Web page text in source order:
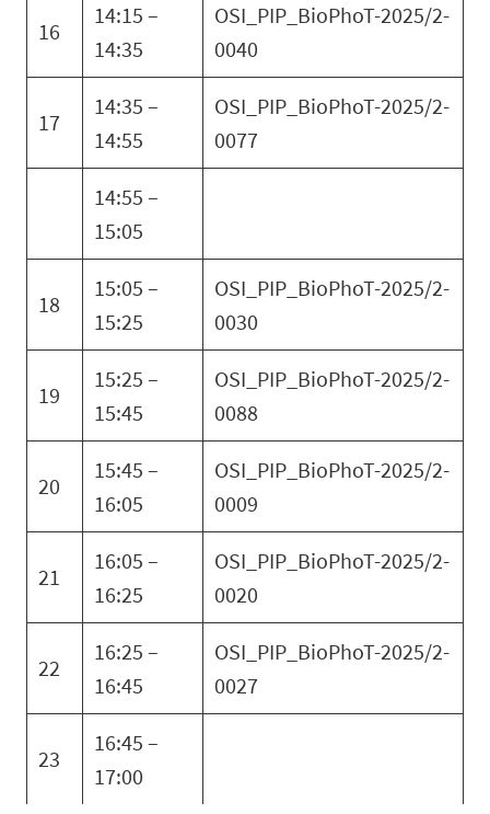
16
14:15 –
14:35
OSI_PIP_BioPhoT-2025/2-
0040
17
14:35 –
14:55
OSI_PIP_BioPhoT-2025/2-
0077
14:55 –
15:05
18
15:05 –
15:25
OSI_PIP_BioPhoT-2025/2-
0030
19
15:25 –
15:45
OSI_PIP_BioPhoT-2025/2-
0088
20
15:45 –
16:05
OSI_PIP_BioPhoT-2025/2-
0009
21
16:05 –
16:25
OSI_PIP_BioPhoT-2025/2-
0020
22
16:25 –
16:45
OSI_PIP_BioPhoT-2025/2-
0027
23
16:45 –
17:00